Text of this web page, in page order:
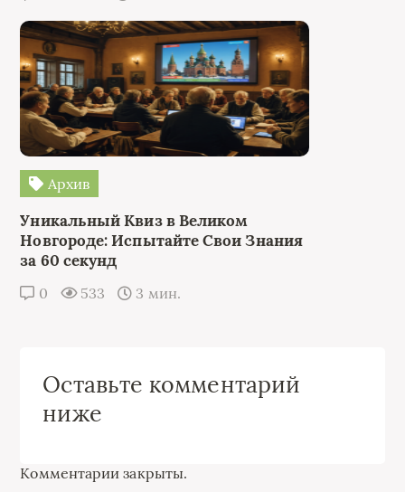
Архив
Уникальный Квиз в Великом
Новгороде: Испытайте Свои Знания
за 60 секунд
0 533 3 мин.
Оставьте комментарий
ниже
Комментарии закрыты.